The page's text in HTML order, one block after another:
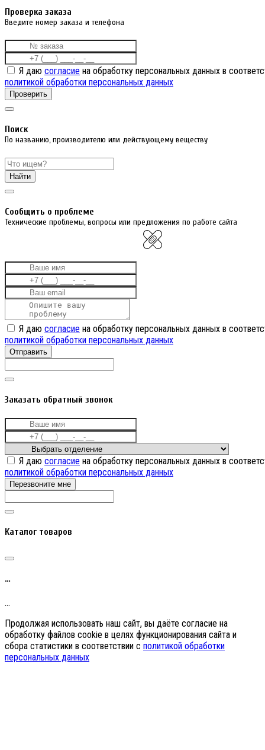
Проверка заказа
Введите номер заказа и телефона
Я даю согласие на обработку персональных данных в
политикой обработки персональных данных
Проверить
Поиск
По названию, производителю или действующему веществу
Найти
Cообщить о проблеме
Технические проблемы, вопросы или предложения по работе сайта
Я даю согласие на обработку персональных данных в
политикой обработки персональных данных
Отправить
Заказать обратный звонок
Я даю согласие на обработку персональных данных в
политикой обработки персональных данных
Перезвоните мне
Каталог товаров
…
…
Продолжая использовать наш сайт, вы даёте согласие на
обработку файлов cookie в целях функционирования сайта и
сбора статистики в соответствии с политикой обработки
персональных данных